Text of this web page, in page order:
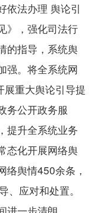
法办理 舆论引
》，强化司法行
的指导，系统舆
强。将全系统网
重大舆论引导提
务公开政务服
提升全系统业务
态化开展网络舆
络舆情450余条，
应对和处置。